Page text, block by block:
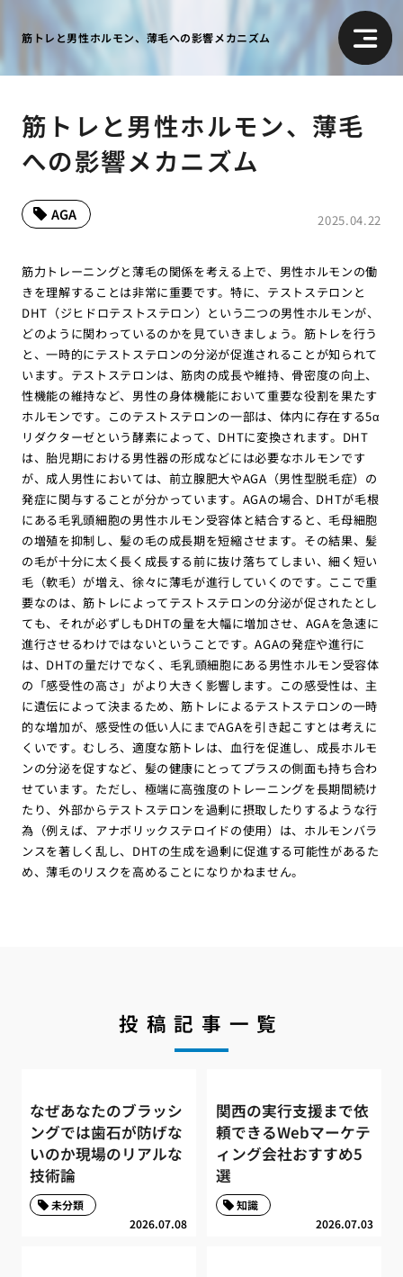
筋トレと男性ホルモン、薄毛への影響メカニズム
筋トレと男性ホルモン、薄毛
への影響メカニズム
2025.04.22
AGA
筋力トレーニングと薄毛の関係を考える上で、男性ホルモンの働
きを理解することは非常に重要です。特に、テストステロンと
DHT（ジヒドロテストステロン）という二つの男性ホルモンが、
どのように関わっているのかを見ていきましょう。筋トレを行う
と、一時的にテストステロンの分泌が促進されることが知られて
います。テストステロンは、筋肉の成長や維持、骨密度の向上、
性機能の維持など、男性の身体機能において重要な役割を果たす
ホルモンです。このテストステロンの一部は、体内に存在する5α
リダクターゼという酵素によって、DHTに変換されます。DHT
は、胎児期における男性器の形成などには必要なホルモンです
が、成人男性においては、前立腺肥大やAGA（男性型脱毛症）の
発症に関与することが分かっています。AGAの場合、DHTが毛根
にある毛乳頭細胞の男性ホルモン受容体と結合すると、毛母細胞
の増殖を抑制し、髪の毛の成長期を短縮させます。その結果、髪
の毛が十分に太く長く成長する前に抜け落ちてしまい、細く短い
毛（軟毛）が増え、徐々に薄毛が進行していくのです。ここで重
要なのは、筋トレによってテストステロンの分泌が促されたとし
ても、それが必ずしもDHTの量を大幅に増加させ、AGAを急速に
進行させるわけではないということです。AGAの発症や進行に
は、DHTの量だけでなく、毛乳頭細胞にある男性ホルモン受容体
の「感受性の高さ」がより大きく影響します。この感受性は、主
に遺伝によって決まるため、筋トレによるテストステロンの一時
的な増加が、感受性の低い人にまでAGAを引き起こすとは考えに
くいです。むしろ、適度な筋トレは、血行を促進し、成長ホルモ
ンの分泌を促すなど、髪の健康にとってプラスの側面も持ち合わ
せています。ただし、極端に高強度のトレーニングを長期間続け
たり、外部からテストステロンを過剰に摂取したりするような行
為（例えば、アナボリックステロイドの使用）は、ホルモンバラ
ンスを著しく乱し、DHTの生成を過剰に促進する可能性があるた
め、薄毛のリスクを高めることになりかねません。
投稿記事一覧
なぜあなたのブラッシ
ングでは歯石が防げな
いのか現場のリアルな
技術論
2026.07.08
未分類
関西の実行支援まで依
頼できるWebマーケテ
ィング会社おすすめ5
選
2026.07.03
知識